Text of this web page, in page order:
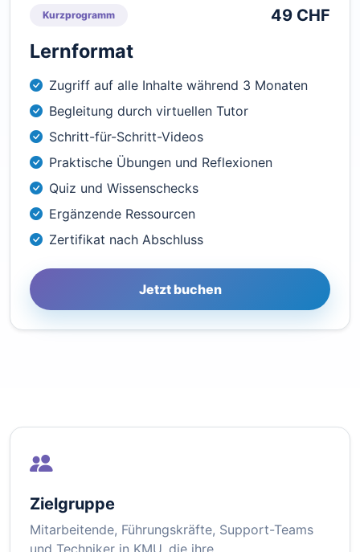
Kurzprogramm 49 CHF
Lernformat
Zugriff auf alle Inhalte während 3 Monaten
Begleitung durch virtuellen Tutor
Schritt-für-Schritt-Videos
Praktische Übungen und Reflexionen
Quiz und Wissenschecks
Ergänzende Ressourcen
Zertifikat nach Abschluss
Jetzt buchen
Zielgruppe
Mitarbeitende, Führungskräfte, Support-Teams
und Techniker in KMU, die ihre